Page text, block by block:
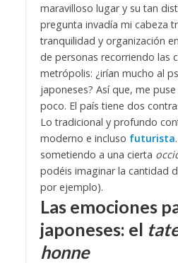
maravilloso lugar y su tan
pregunta invadía mi cabeza
tranquilidad y organización
de personas recorriendo las
metrópolis: ¿irían mucho al
japoneses? Así que, me
poco. El país tiene dos
Lo tradicional y profundo
moderno e incluso futurista
sometiendo a una cierta
podéis imaginar la cantidad
por ejemplo).
Las emociones
japoneses: el
honne